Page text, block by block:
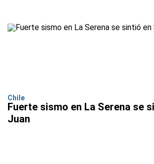
Chile
Fuerte sismo en La Serena se
Juan